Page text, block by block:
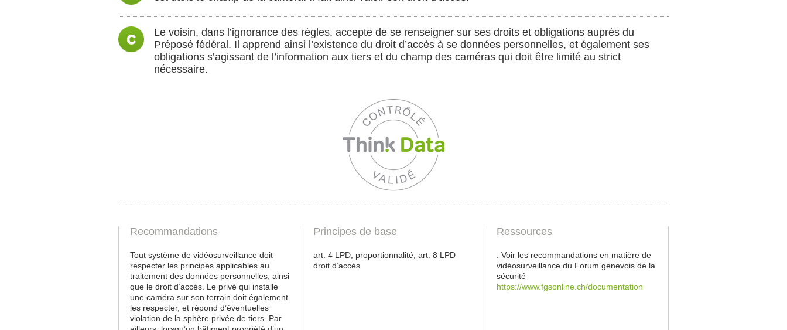
Le voisin, dans l’ignorance des règles, accepte de se renseigner sur ses droits et obligations auprès du
Préposé fédéral. Il apprend ainsi l’existence du droit d’accès à se données personnelles, et également ses
obligations s’agissant de l’information aux tiers et du champ des caméras qui doit être limité au strict
nécessaire.
Recommandations
Tout système de vidéosurveillance doit
respecter les principes applicables au
traitement des données personnelles, ainsi
que le droit d’accès. Le privé qui installe
une caméra sur son terrain doit également
les respecter, et répond d’éventuelles
violation de la sphère privée de tiers. Par
Principes de base
art. 4 LPD, proportionnalité, art. 8 LPD
droit d’accès
Ressources
: Voir les recommandations en matière de
vidéosurveillance du Forum genevois de la
sécurité
https://www.fgsonline.ch/documentation